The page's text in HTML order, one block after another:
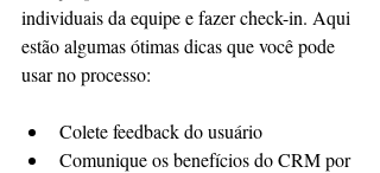
individuais da equipe e fazer check-in. Aqui
estão algumas ótimas dicas que você pode
usar no processo:
Colete feedback do usuário
Comunique os benefícios do CRM por